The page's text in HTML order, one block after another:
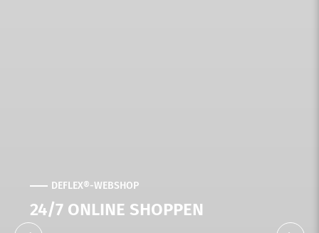
ÜBER 3000 DIREKT VERFÜGBARE
PRODUKTE IN UNSEREM ONLINE-